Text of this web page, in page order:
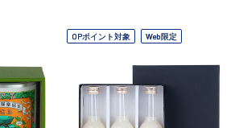
OPポイント対象 Web限定